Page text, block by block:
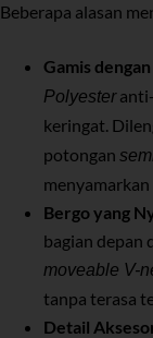
Beberapa alasan
Gamis
Polyesteranti-
keringat.
potongan
Bergo yang
bagian depan
moveable V-
tanpa terasa
Detail